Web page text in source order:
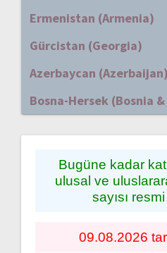
Ermenistan (Armenia)
Gürcistan (Georgia)
Azerbaycan (Azerbaijan)
Bosna-Hersek (Bosnia
Bugüne kadar
ulusal ve
sayısı
09.08.2026